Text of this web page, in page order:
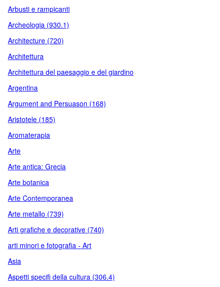
Arbusti e rampicanti
Archeologia (930.1)
Architecture (720)
Architettura
Architettura del paesaggio e del giardino
Argentina
Argument and Persuason (168)
Aristotele (185)
Aromaterapia
Arte
Arte antica: Grecia
Arte botanica
Arte Contemporanea
Arte metallo (739)
Arti grafiche e decorative (740)
arti minori e fotografia - Art
Asia
Aspetti specifi della cultura (306.4)